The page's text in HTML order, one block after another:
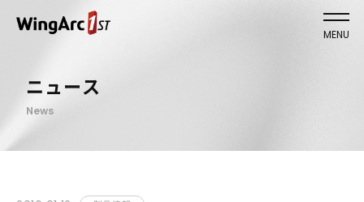
MENU
ニュース
News